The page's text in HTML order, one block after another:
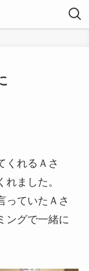
くれるＡさ
ました。
っていたＡさ
ングで一緒に